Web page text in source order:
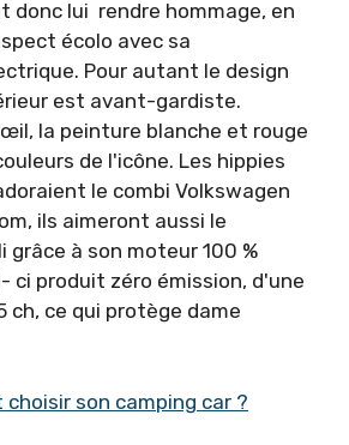
donc lui rendre hommage, en
écolo avec sa
Pour autant le design
est avant-gardiste.
la peinture blanche et rouge
de l'icône. Les hippies
le combi Volkswagen
ils aimeront aussi le
grâce à son moteur 100 %
ci produit zéro émission, d'une
ch, ce qui protège dame
choisir son camping car ?